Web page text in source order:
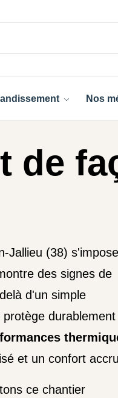
Nos
de
Jallieu (38) s'impose
des signes de
d'un simple
protège durablement
et un confort
ce chantier